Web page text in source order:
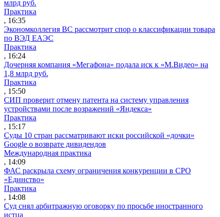
млрд руб.
Практика
, 16:35
Экономколлегия ВС рассмотрит спор о классификации товара
по ВЭД ЕАЭС
Практика
, 16:24
Дочерняя компания «Мегафона» подала иск к «М.Видео» на
1,8 млрд руб.
Практика
, 15:50
СИП проверит отмену патента на систему управления
устройствами после возражений «Яндекса»
Практика
, 15:17
Суды 10 стран рассматривают иски российской «дочки»
Google о возврате дивидендов
Международная практика
, 14:09
ФАС раскрыла схему ограничения конкуренции в СРО
«Единство»
Практика
, 14:08
Суд снял арбитражную оговорку по просьбе иностранного
истца